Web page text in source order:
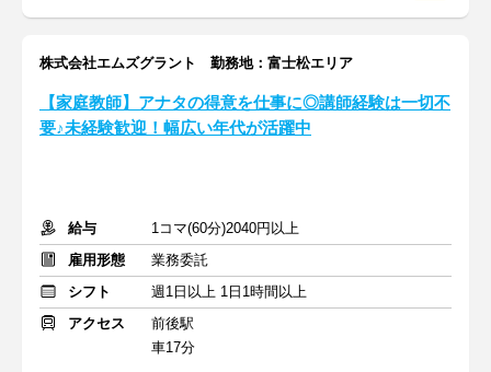
株式会社エムズグラント 勤務地：富士松エリア
【家庭教師】アナタの得意を仕事に◎講師経験は一切不
要♪未経験歓迎！幅広い年代が活躍中
給与
1コマ(60分)2040円以上
雇用形態
業務委託
シフト
週1日以上 1日1時間以上
アクセス
前後駅
車17分